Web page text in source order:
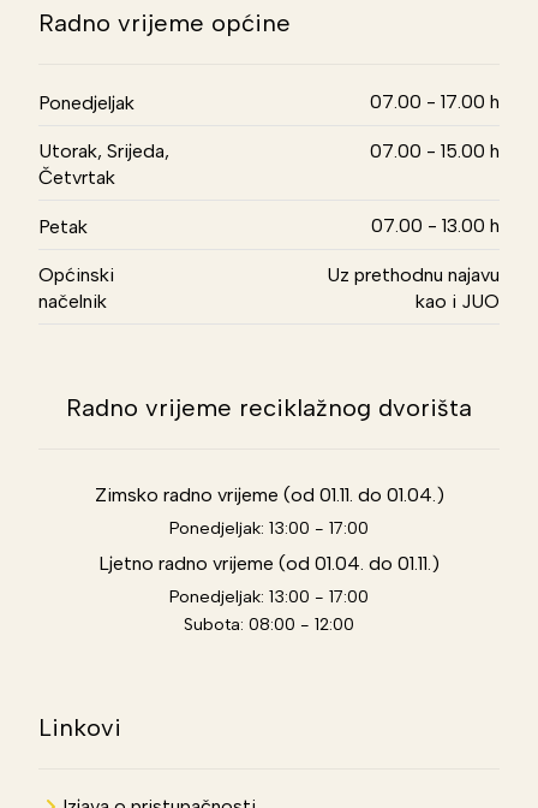
Radno vrijeme općine
Ponedjeljak 07.00 - 17.00 h
Utorak, Srijeda,
Četvrtak
07.00 - 15.00 h
Petak 07.00 - 13.00 h
Općinski
načelnik
Uz prethodnu najavu
kao i JUO
Radno vrijeme reciklažnog dvorišta
Zimsko radno vrijeme (od 01.11. do 01.04.)
Ponedjeljak: 13:00 - 17:00
Ljetno radno vrijeme (od 01.04. do 01.11.)
Ponedjeljak: 13:00 - 17:00
Subota: 08:00 - 12:00
Linkovi